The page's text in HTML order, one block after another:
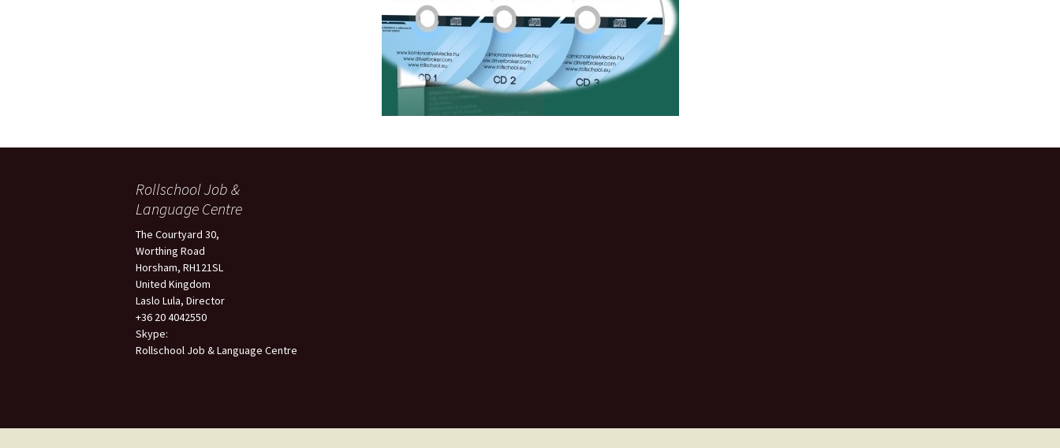
Rollschool Job &
Language Centre
The Courtyard 30,
Worthing Road
Horsham, RH121SL
United Kingdom
Laslo Lula, Director
+36 20 4042550
Skype:
Rollschool Job & Language Centre